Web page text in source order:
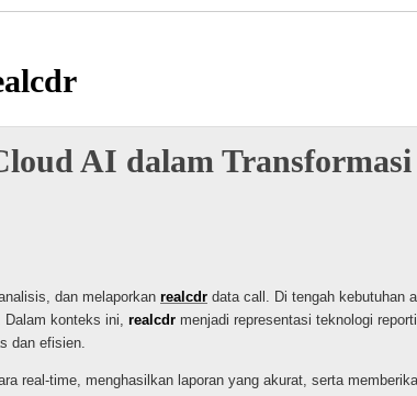
AI dalam
dan melaporkan realcdr data call. Di tengah kebutuhan
Dalam konteks ini, realcdr menjadi representasi teknologi
dan efisien.
real-time, menghasilkan laporan yang akurat, serta